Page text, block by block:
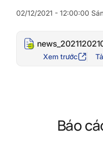
02/12/2021 - 12:00:00
Xem trước
Báo